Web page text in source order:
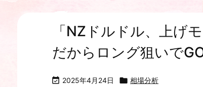
「NZドルドル、上げ
だからロング狙いで
 2025年4月24日  相場分析